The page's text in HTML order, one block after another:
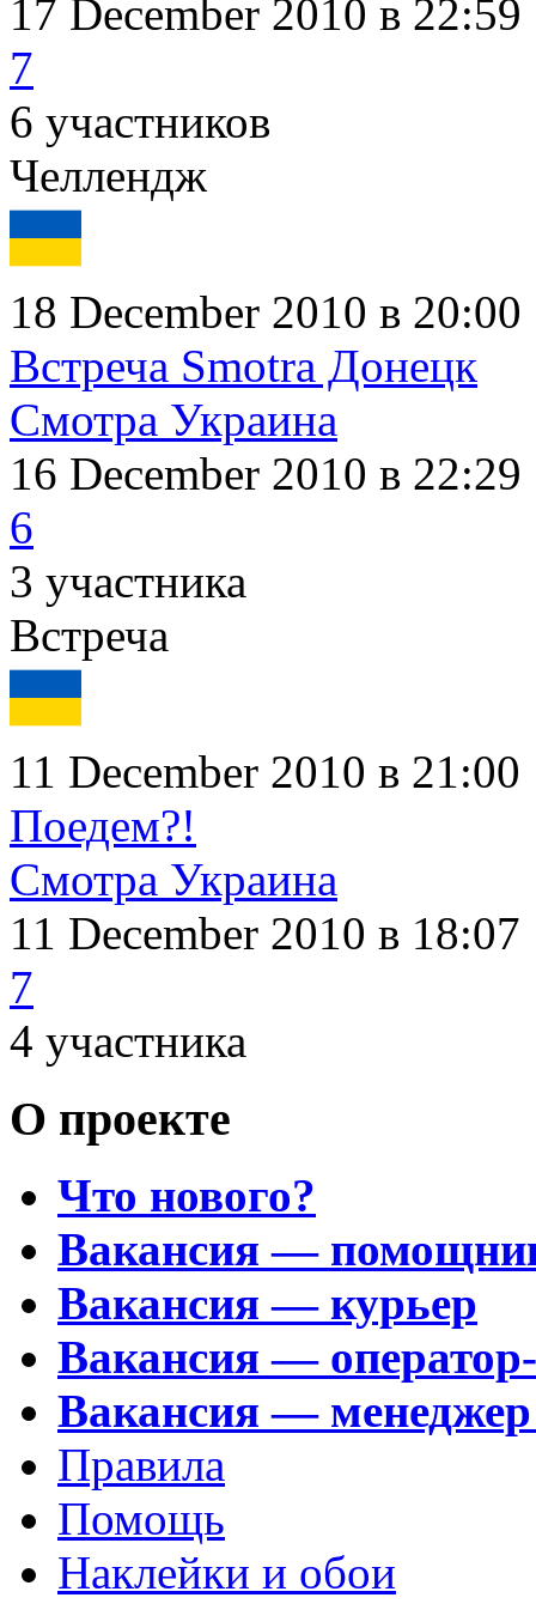
17 December 2010 в 22:59
7
6 участников
Челлендж
18 December 2010 в 20:00
Встреча Smotra Донецк
Смотра Украина
16 December 2010 в 22:29
6
3 участника
Встреча
11 December 2010 в 21:00
Поедем?!
Смотра Украина
11 December 2010 в 18:07
7
4 участника
О проекте
Что нового?
Вакансия —
Вакансия — курьер
Вакансия —
Вакансия —
Правила
Помощь
Наклейки и обои